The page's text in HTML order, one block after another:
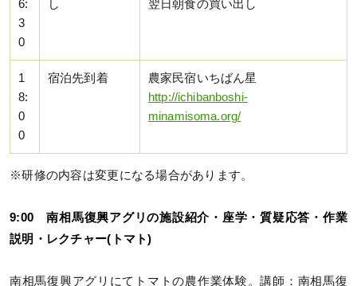
6:
3
0
し
翌日朝食の買い出し
1
8:
0
0
宿泊先到着
農家民宿いちばん星
http://ichibanboshi-
minamisoma.org/
※研修の内容は変更になる場合があります。
9:00 南相馬復興アグリの施設紹介・座学・質疑応答・作業
説明・レクチャー(トマト)
南相馬復興アグリにてトマトの農作業体験。講師：南相馬復